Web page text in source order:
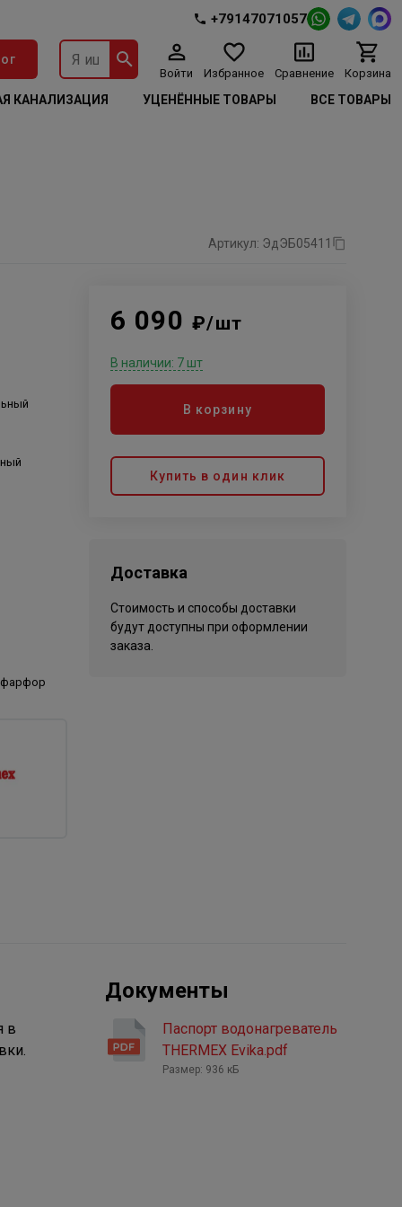
+79147071057
Войти Избранное Сравнение Корзина
КАНАЛИЗАЦИЯ УЦЕНЁННЫЕ ТОВАРЫ ВСЕ ТОВАРЫ
Артикул: ЭдЭБ05411
6 090 ₽/шт
В наличии: 7 шт
В корзину
Купить в один клик
Доставка
Стоимость и способы доставки
будут доступны при оформлении
заказа.
в
Документы
Паспорт водонагреватель
THERMEX Evika.pdf
Размер: 936 кБ